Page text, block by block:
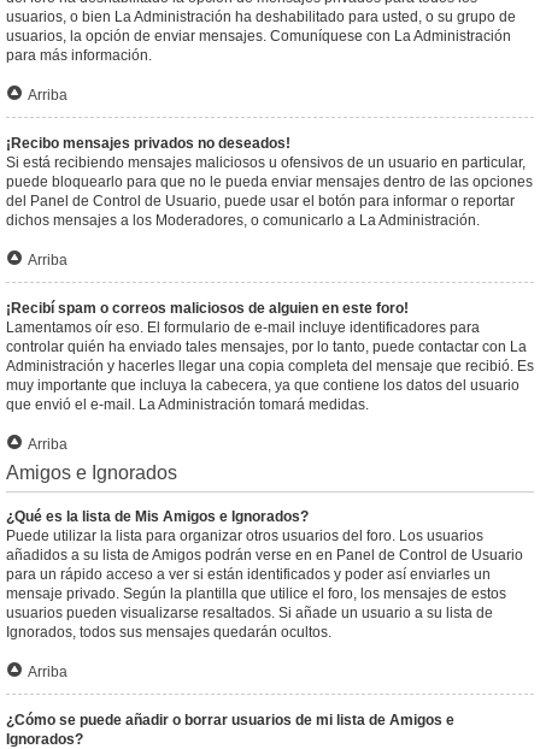
usuarios, o bien La Administración ha deshabilitado para usted, o su grupo de
usuarios, la opción de enviar mensajes. Comuníquese con La Administración
para más información.
Arriba
¡Recibo mensajes privados no deseados!
Si está recibiendo mensajes maliciosos u ofensivos de un usuario en particular,
puede bloquearlo para que no le pueda enviar mensajes dentro de las opciones
del Panel de Control de Usuario, puede usar el botón para informar o reportar
dichos mensajes a los Moderadores, o comunicarlo a La Administración.
Arriba
¡Recibí spam o correos maliciosos de alguien en este foro!
Lamentamos oír eso. El formulario de e-mail incluye identificadores para
controlar quién ha enviado tales mensajes, por lo tanto, puede contactar con La
Administración y hacerles llegar una copia completa del mensaje que recibió. Es
muy importante que incluya la cabecera, ya que contiene los datos del usuario
que envió el e-mail. La Administración tomará medidas.
Arriba
Amigos e Ignorados
¿Qué es la lista de Mis Amigos e Ignorados?
Puede utilizar la lista para organizar otros usuarios del foro. Los usuarios
añadidos a su lista de Amigos podrán verse en en Panel de Control de Usuario
para un rápido acceso a ver si están identificados y poder así enviarles un
mensaje privado. Según la plantilla que utilice el foro, los mensajes de estos
usuarios pueden visualizarse resaltados. Si añade un usuario a su lista de
Ignorados, todos sus mensajes quedarán ocultos.
Arriba
¿Cómo se puede añadir o borrar usuarios de mi lista de Amigos e
Ignorados?